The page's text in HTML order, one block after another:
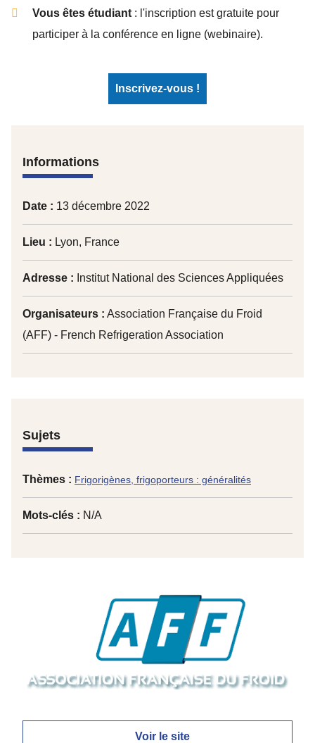
Voir le site
Vous êtes étudiant : l'inscription est gratuite pour
participer à la conférence en ligne (webinaire).
Inscrivez-vous !
Informations
Date : 13 décembre 2022
Lieu : Lyon, France
Adresse : Institut National des Sciences Appliquées
Organisateurs : Association Française du Froid
(AFF) - French Refrigeration Association
Sujets
Thèmes : Frigorigènes, frigoporteurs : généralités
Mots-clés : N/A